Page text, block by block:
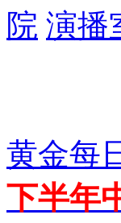
院 演播
黄金每
下半年